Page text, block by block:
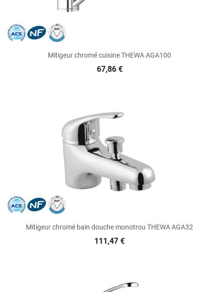
Mitigeur chromé cuisine THEWA AGA100
67,86 €
Mitigeur chromé bain douche monotrou THEWA AGA32
111,47 €